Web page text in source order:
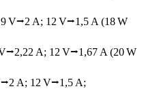
V⭢2 A; 12 V⭢1,5 A (18 W
A; 12 V⭢1,67 A (20 W
A; 12 V⭢1,5 A;